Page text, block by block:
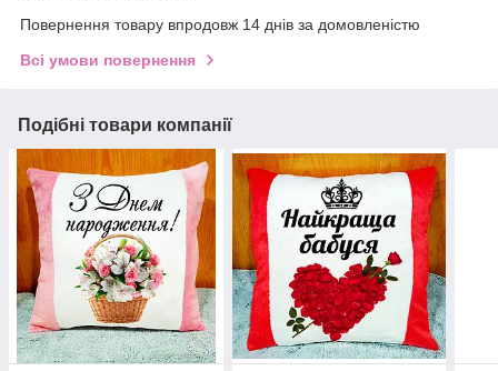
Повернення товару впродовж 14 днів за домовленістю
Всі умови повернення
Подібні товари компанії